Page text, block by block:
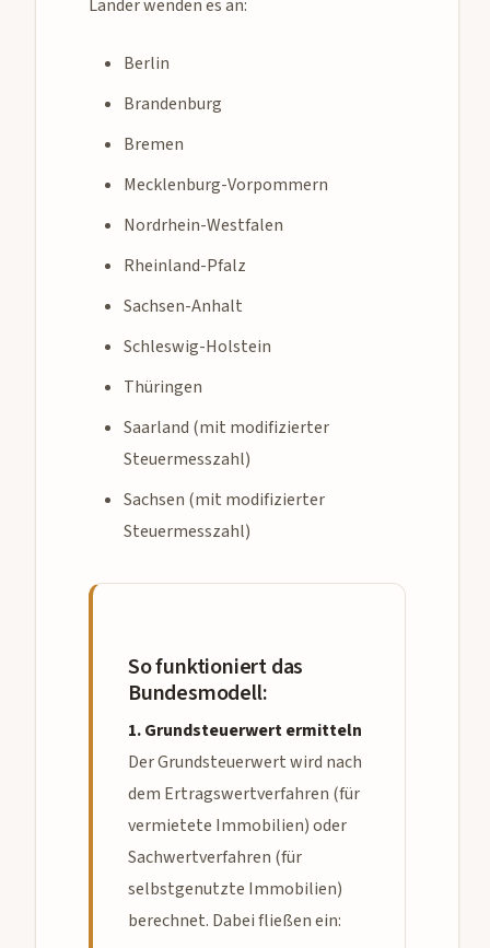
Länder wenden es an:
Berlin
Brandenburg
Bremen
Mecklenburg-Vorpommern
Nordrhein-Westfalen
Rheinland-Pfalz
Sachsen-Anhalt
Schleswig-Holstein
Thüringen
Saarland (mit modifizierter
Steuermesszahl)
Sachsen (mit modifizierter
Steuermesszahl)
So funktioniert das
Bundesmodell:
1. Grundsteuerwert ermitteln
Der Grundsteuerwert wird nach
dem Ertragswertverfahren (für
vermietete Immobilien) oder
Sachwertverfahren (für
selbstgenutzte Immobilien)
berechnet. Dabei fließen ein: